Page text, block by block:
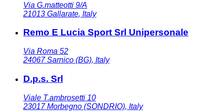
Via G.matteotti 9/A
21013 Gallarate, Italy
Remo E Lucia Sport Srl Unipersonale
Via Roma 52
24067 Sarnico (BG), Italy
D.p.s. Srl
Viale T.ambrosetti 10
23017 Morbegno (SONDRIO), Italy